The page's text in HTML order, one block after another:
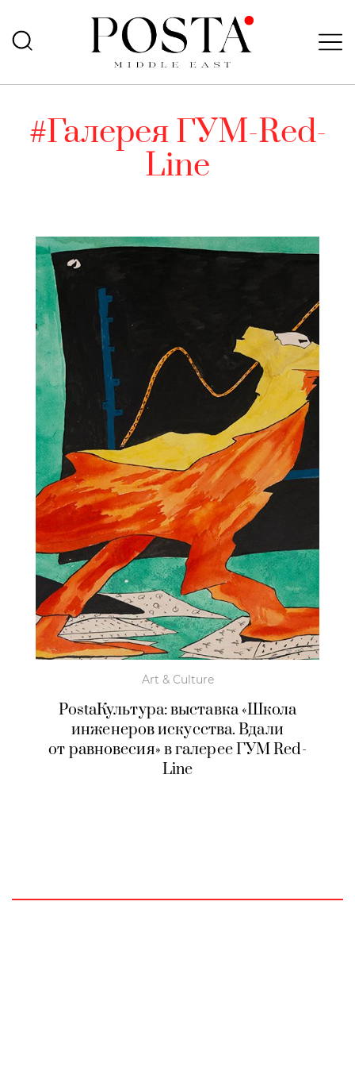
#Галерея ГУМ-Red-
Line
Art & Culture
PostaКультура: выставка «Школа
инженеров искусства. Вдали
от равновесия» в галерее ГУМ Red-
Line